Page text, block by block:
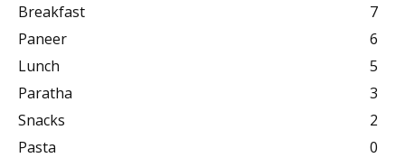
Breakfast
7
Paneer
6
Lunch
5
Paratha
3
Snacks
2
Pasta
0